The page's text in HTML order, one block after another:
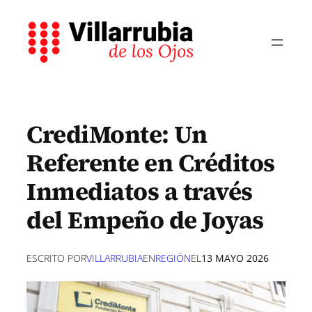
contenido
CrediMonte: Un
Referente en Créditos
Inmediatos a través
del Empeño de Joyas
ESCRITO PORVILLARRUBIAENREGIÓNEL13 MAYO 2026